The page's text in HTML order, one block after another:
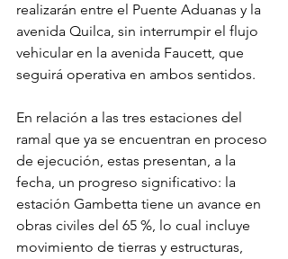
realizarán entre el Puente Aduanas y la
avenida Quilca, sin interrumpir el flujo
vehicular en la avenida Faucett, que
seguirá operativa en ambos sentidos.
En relación a las tres estaciones del
ramal que ya se encuentran en proceso
de ejecución, estas presentan, a la
fecha, un progreso significativo: la
estación Gambetta tiene un avance en
obras civiles del 65 %, lo cual incluye
movimiento de tierras y estructuras,